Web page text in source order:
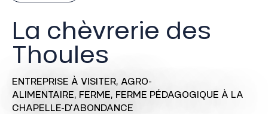
La chèvrerie des
Thoules
ENTREPRISE À VISITER, AGRO-
ALIMENTAIRE, FERME, FERME PÉDAGOGIQUE À LA
CHAPELLE-D'ABONDANCE